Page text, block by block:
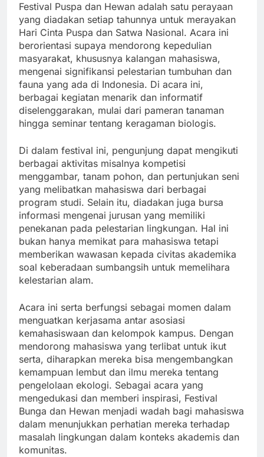
Festival Puspa dan Hewan adalah satu perayaan
yang diadakan setiap tahunnya untuk merayakan
Hari Cinta Puspa dan Satwa Nasional. Acara ini
berorientasi supaya mendorong kepedulian
masyarakat, khususnya kalangan mahasiswa,
mengenai signifikansi pelestarian tumbuhan dan
fauna yang ada di Indonesia. Di acara ini,
berbagai kegiatan menarik dan informatif
diselenggarakan, mulai dari pameran tanaman
hingga seminar tentang keragaman biologis.
Di dalam festival ini, pengunjung dapat mengikuti
berbagai aktivitas misalnya kompetisi
menggambar, tanam pohon, dan pertunjukan seni
yang melibatkan mahasiswa dari berbagai
program studi. Selain itu, diadakan juga bursa
informasi mengenai jurusan yang memiliki
penekanan pada pelestarian lingkungan. Hal ini
bukan hanya memikat para mahasiswa tetapi
memberikan wawasan kepada civitas akademika
soal keberadaan sumbangsih untuk memelihara
kelestarian alam.
Acara ini serta berfungsi sebagai momen dalam
menguatkan kerjasama antar asosiasi
kemahasiswaan dan kelompok kampus. Dengan
mendorong mahasiswa yang terlibat untuk ikut
serta, diharapkan mereka bisa mengembangkan
kemampuan lembut dan ilmu mereka tentang
pengelolaan ekologi. Sebagai acara yang
mengedukasi dan memberi inspirasi, Festival
Bunga dan Hewan menjadi wadah bagi mahasiswa
dalam menunjukkan perhatian mereka terhadap
masalah lingkungan dalam konteks akademis dan
komunitas.